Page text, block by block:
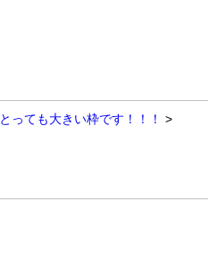
とっても大きい枠です！！！
>